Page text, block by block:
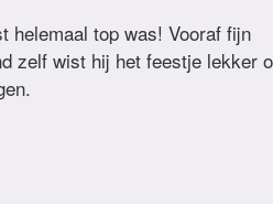
helemaal top was! Vooraf fijn
zelf wist hij het feestje lekker